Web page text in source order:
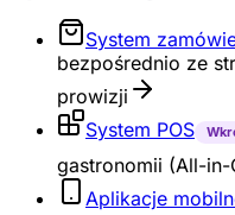
System
bezpośrednio ze
prowizji
System POS
gastronomii (All-in-
Aplikacje